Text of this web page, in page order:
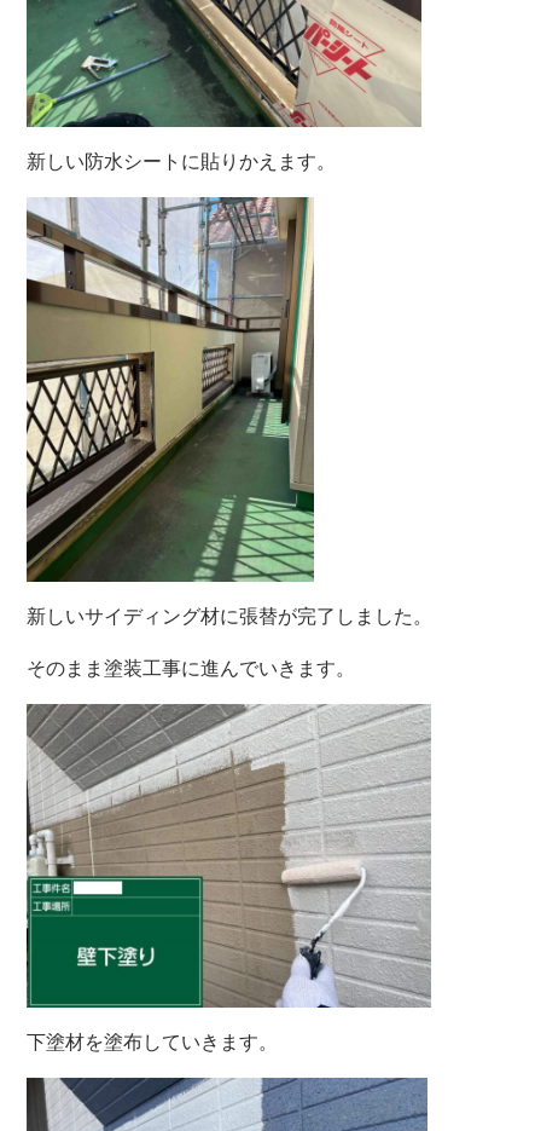
新しい防水シートに貼りかえます。
新しいサイディング材に張替が完了しました。
そのまま塗装工事に進んでいきます。
下塗材を塗布していきます。